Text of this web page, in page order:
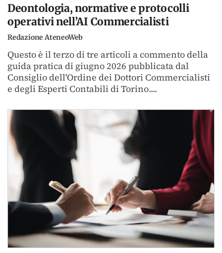
Deontologia, normative e protocolli
operativi nell’AI Commercialisti
Redazione AteneoWeb
Questo è il terzo di tre articoli a commento della
guida pratica di giugno 2026 pubblicata dal
Consiglio dell'Ordine dei Dottori Commercialisti
e degli Esperti Contabili di Torino....